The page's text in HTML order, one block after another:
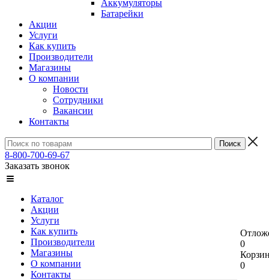
Аккумуляторы
Батарейки
Акции
Услуги
Как купить
Производители
Магазины
О компании
Новости
Сотрудники
Вакансии
Контакты
8-800-700-69-67
Заказать звонок
Каталог
Акции
Услуги
Как купить
Производители
Магазины
О компании
Контакты
0
0